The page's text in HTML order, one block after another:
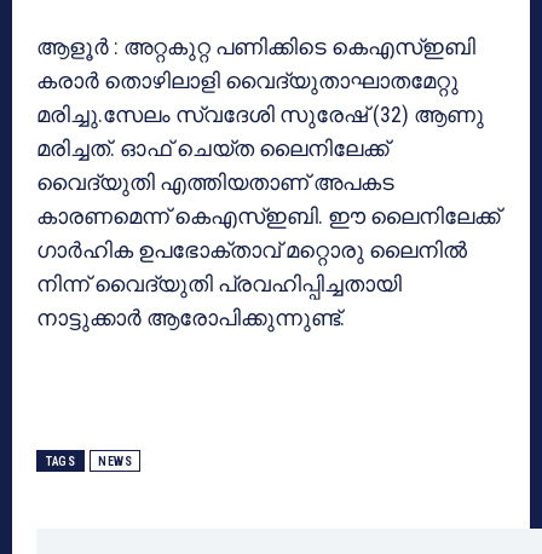
ആളൂര്‍ : അറ്റകുറ്റ പണിക്കിടെ കെഎസ്ഇബി
കരാര്‍ തൊഴിലാളി വൈദ്യുതാഘാതമേറ്റു
മരിച്ചു.സേലം സ്വദേശി സുരേഷ് (32) ആണു
മരിച്ചത്. ഓഫ് ചെയ്ത ലൈനിലേക്ക്
വൈദ്യുതി എത്തിയതാണ് അപകട
കാരണമെന്ന് കെഎസ്ഇബി. ഈ ലൈനിലേക്ക്
ഗാര്‍ഹിക ഉപഭോക്താവ് മറ്റൊരു ലൈനില്‍
നിന്ന് വൈദ്യുതി പ്രവഹിപ്പിച്ചതായി
നാട്ടുക്കാര്‍ ആരോപിക്കുന്നുണ്ട്.
TAGS NEWS